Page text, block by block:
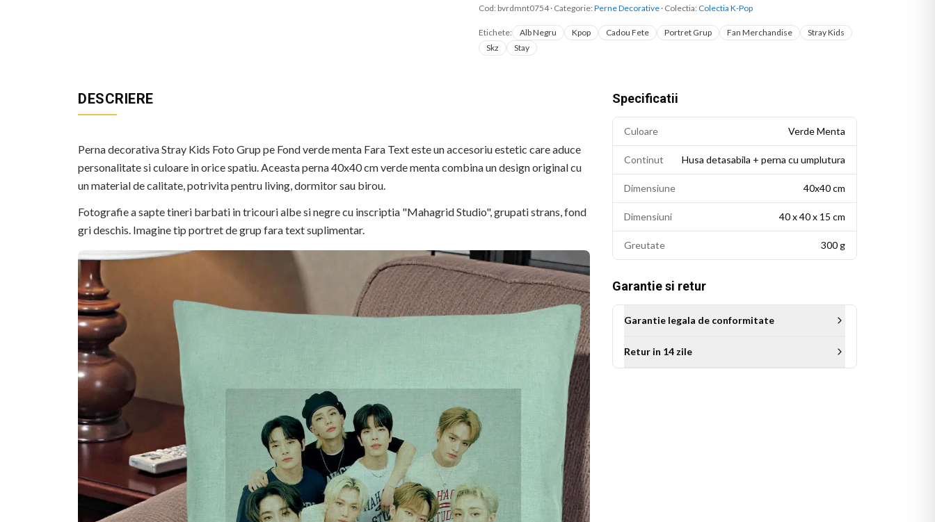
Cod: bvrdmnt0754· Categorie: Perne Decorative · Colectia: Colectia K-Pop
Etichete: Alb Negru Kpop Cadou Fete Portret Grup Fan Merchandise
Stray Kids
Skz
Stay
DESCRIERE
Perna decorativa Stray Kids Foto Grup pe Fond verde menta Fara Text este un accesoriu estetic care aduce
personalitate si culoare in orice spatiu. Aceasta perna 40x40 cm verde menta combina un design original cu
un material de calitate, potrivita pentru living, dormitor sau birou.
Fotografie a sapte tineri barbati in tricouri albe si negre cu inscriptia "Mahagrid Studio", grupati strans, fond
gri deschis. Imagine tip portret de grup fara text suplimentar.
Specificatii
Culoare Verde Menta
Continut Husa detasabila + perna cu umplutura
Dimensiune 40x40 cm
Dimensiuni 40 x 40 x 15 cm
Greutate 300 g
Garantie si retur
Garantie legala de conformitate
Retur in 14 zile